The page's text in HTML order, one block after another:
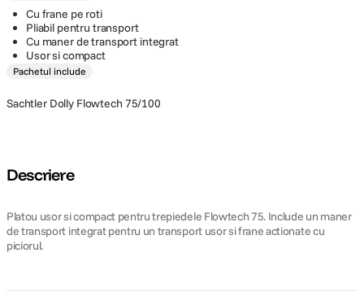
Cu frane pe roti
Pliabil pentru transport
Cu maner de transport integrat
Usor si compact
Pachetul include
Sachtler Dolly Flowtech 75/100
Descriere
Platou usor si compact pentru trepiedele Flowtech 75. Include un maner
de transport integrat pentru un transport usor si frane actionate cu
piciorul.